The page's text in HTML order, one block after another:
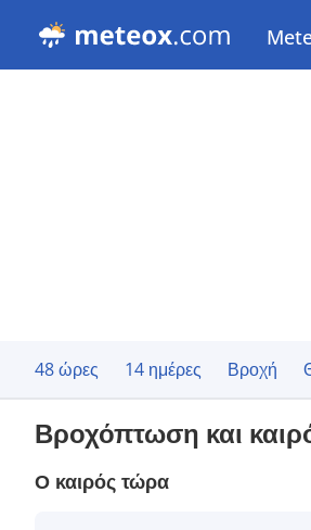
48 ώρες 14 ημέρες Βροχή
Βροχόπτωση και
Ο καιρός τώρα